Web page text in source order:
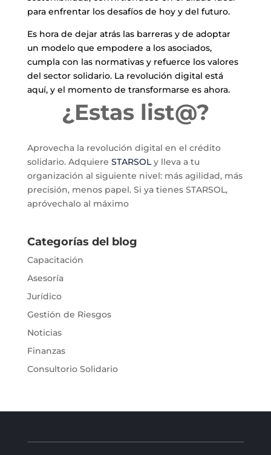
para enfrentar los desafíos de hoy y del futuro.
Es hora de dejar atrás las barreras y de adoptar
un modelo que empodere a los asociados,
cumpla con las normativas y refuerce los valores
del sector solidario. La revolución digital está
aquí, y el momento de transformarse es ahora.
¿Estas list@?
Aprovecha la revolución digital en el crédito
solidario. Adquiere STARSOLy lleva a tu
organización al siguiente nivel: más agilidad, más
precisión, menos papel. Si ya tienes STARSOL,
apróvechalo al máximo
Categorías del blog
Capacitación
Asesoría
Jurídico
Gestión de Riesgos
Noticias
Finanzas
Consultorio Solidario